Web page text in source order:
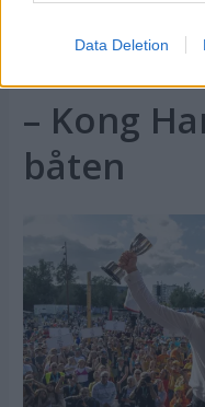
Data Deletion
– Kong
båten